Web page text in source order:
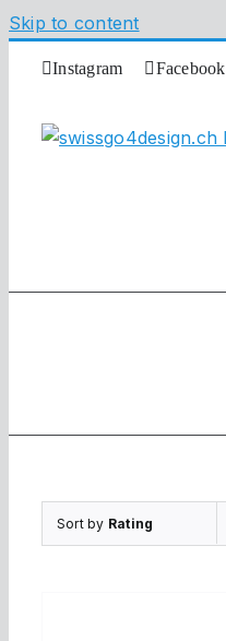
Skip to content
Instagram Facebook
Sort by Rating